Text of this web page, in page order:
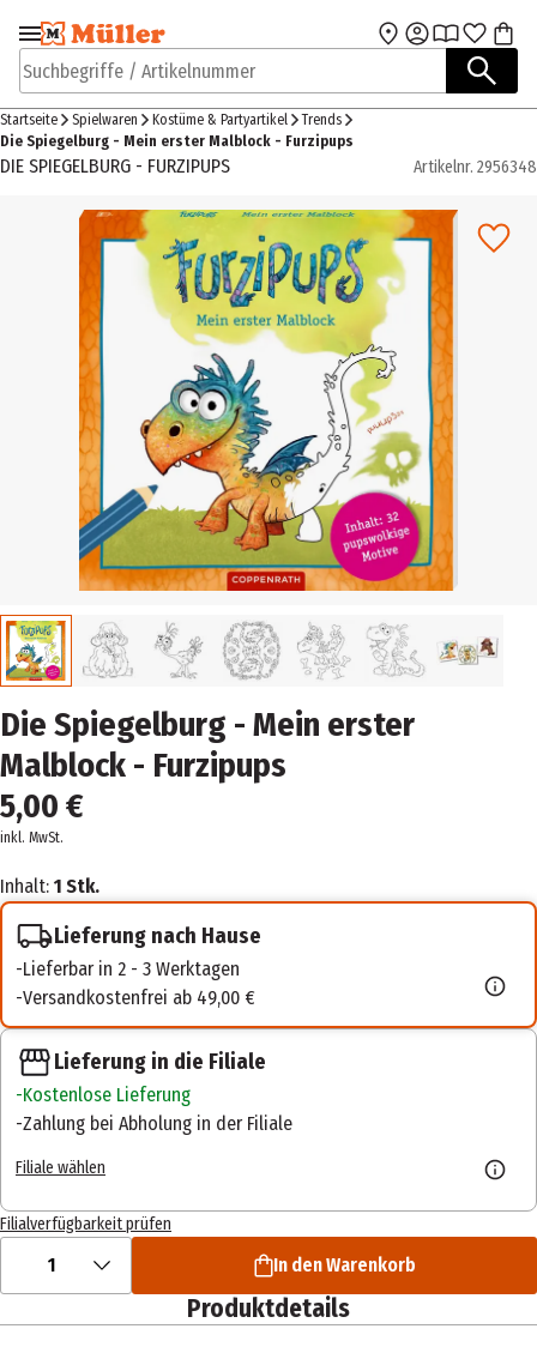
Zur Navigation
springen
Zum Hauptinhalt
Suchbegriffe / Artikelnummer
Startseite Spielwaren Kostüme & Partyartikel
Trends
Die Spiegelburg - Mein erster Malblock - Furzipups
DIE SPIEGELBURG - FURZIPUPS Artikelnr. 2956348
Die Spiegelburg - Mein erster
Malblock - Furzipups
5,00 €
inkl. MwSt.
Inhalt: 1 Stk.
Lieferung nach Hause
Lieferbar in 2 - 3 Werktagen
Versandkostenfrei ab 49,00 €
Lieferung in die Filiale
Kostenlose Lieferung
Zahlung bei Abholung in der Filiale
Filiale wählen
Filialverfügbarkeit prüfen
1 In den Warenkorb
Produktdetails